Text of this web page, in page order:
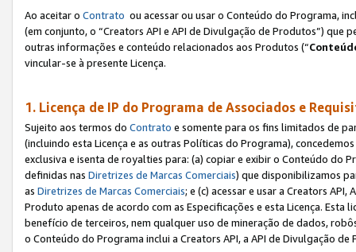
Ao aceitar o Contrato ou acessar ou usar o Conteúdo do Programa,
(em conjunto, o “Creators API e API de Divulgação de Produtos”)
outras informações e conteúdo relacionados aos Produtos (“
vincular-se à presente Licença.
1. Licença de IP do Programa de Associados e
Sujeito aos termos do Contrato e somente para os fins limitados de
(incluindo esta Licença e as outras Políticas do Programa),
exclusiva e isenta de royalties para: (a) copiar e exibir o Conteúdo do
definidas nas Diretrizes de Marcas Comerciais) que disponibilizamos
as Diretrizes de Marcas Comerciais; e (c) acessar e usar a Creators
Produto apenas de acordo com as Especificações e esta Licença.
benefício de terceiros, nem qualquer uso de mineração de dados,
o Conteúdo do Programa inclui a Creators API, a API de Divulgação